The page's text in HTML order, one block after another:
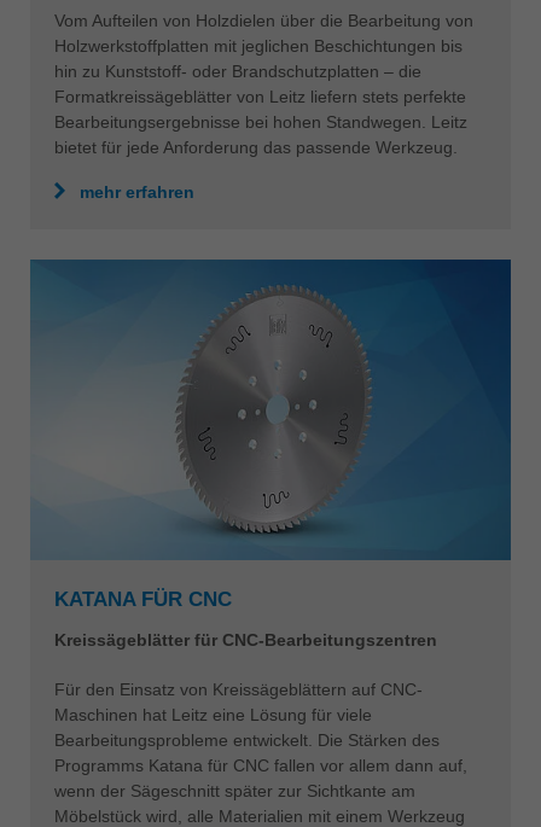
Vom Aufteilen von Holzdielen über die Bearbeitung von
Holzwerkstoffplatten mit jeglichen Beschichtungen bis
hin zu Kunststoff- oder Brandschutzplatten – die
Formatkreissägeblätter von Leitz liefern stets perfekte
Bearbeitungsergebnisse bei hohen Standwegen. Leitz
bietet für jede Anforderung das passende Werkzeug.
mehr erfahren
KATANA FÜR CNC
Kreissägeblätter für CNC-Bearbeitungszentren
Für den Einsatz von Kreissägeblättern auf CNC-
Maschinen hat Leitz eine Lösung für viele
Bearbeitungsprobleme entwickelt. Die Stärken des
Programms Katana für CNC fallen vor allem dann auf,
wenn der Sägeschnitt später zur Sichtkante am
Möbelstück wird, alle Materialien mit einem Werkzeug